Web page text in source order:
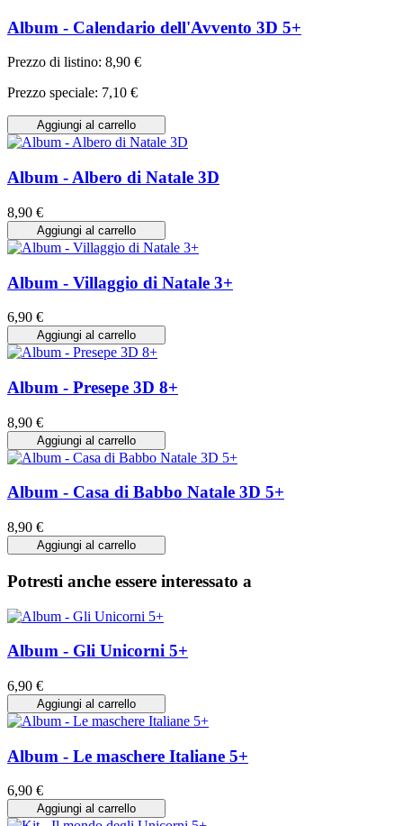
Album - Calendario dell'Avvento 3D 5+
Prezzo di listino: 8,90 €
Prezzo speciale: 7,10 €
Aggiungi al carrello
Album - Albero di Natale 3D
8,90 €
Aggiungi al carrello
Album - Villaggio di Natale 3+
6,90 €
Aggiungi al carrello
Album - Presepe 3D 8+
8,90 €
Aggiungi al carrello
Album - Casa di Babbo Natale 3D 5+
8,90 €
Aggiungi al carrello
Potresti anche essere interessato a
Album - Gli Unicorni 5+
6,90 €
Aggiungi al carrello
Album - Le maschere Italiane 5+
6,90 €
Aggiungi al carrello